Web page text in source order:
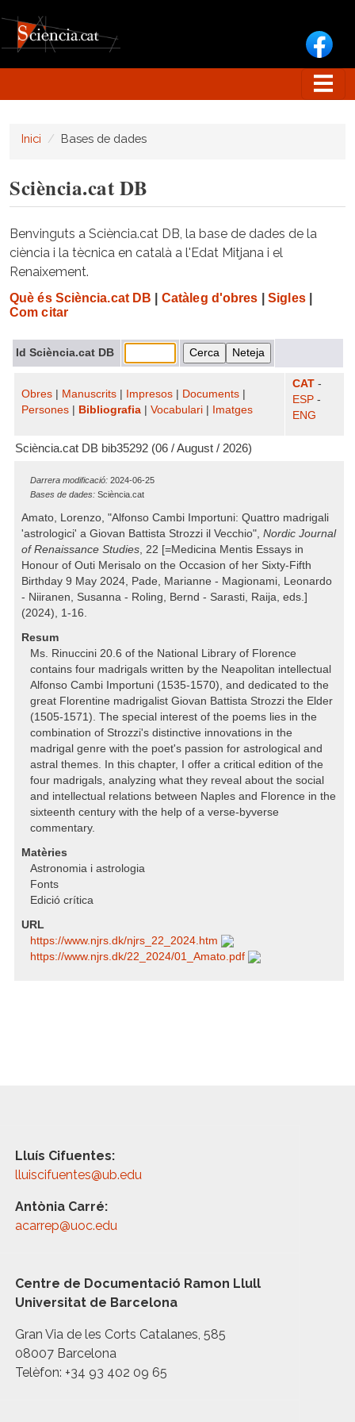
Inici Bases de dades
Sciència.cat DB
Benvinguts a Sciència.cat DB, la base de dades de la
ciència i la tècnica en català a l'Edat Mitjana i el
Renaixement.
Què és Sciència.cat DB Catàleg d'obres Sigles|
Com citar
Id Sciència.cat DB
Obres Manuscrits Impresos Documents
Persones
Bibliografia Vocabulari Imatges
CAT -
ESP -
ENG
Sciència.cat DB bib35292 (06 / August / 2026)
Darrera modificació: 2024-06-25
Bases de dades: Sciència.cat
Amato, Lorenzo, "Alfonso Cambi Importuni: Quattro madrigali
'astrologici' a Giovan Battista Strozzi il Vecchio", Nordic Journal
of Renaissance Studies, 22 [=Medicina Mentis Essays in
Honour of Outi Merisalo on the Occasion of her Sixty-Fifth
Birthday 9 May 2024, Pade, Marianne - Magionami, Leonardo
- Niiranen, Susanna - Roling, Bernd - Sarasti, Raija, eds.]
(2024), 1-16.
Resum
Ms. Rinuccini 20.6 of the National Library of Florence
contains four madrigals written by the Neapolitan intellectual
Alfonso Cambi Importuni (1535-1570), and dedicated to the
great Florentine madrigalist Giovan Battista Strozzi the Elder
(1505-1571). The special interest of the poems lies in the
combination of Strozzi's distinctive innovations in the
madrigal genre with the poet's passion for astrological and
astral themes. In this chapter, I offer a critical edition of the
four madrigals, analyzing what they reveal about the social
and intellectual relations between Naples and Florence in the
sixteenth century with the help of a verse-byverse
commentary.
Matèries
Astronomia i astrologia
Fonts
Edició crítica
URL
https:/​/​www.njrs.dk/​njrs_22_2024.htm
https:/​/​www.njrs.dk/​22_2024/​01_Amato.pdf
Lluís Cifuentes:
lluiscifuentes@ub.edu
Antònia Carré:
acarrep@uoc.edu
Centre de Documentació Ramon Llull
Universitat de Barcelona
Gran Via de les Corts Catalanes, 585
08007 Barcelona
Telèfon: +34 93 402 09 65